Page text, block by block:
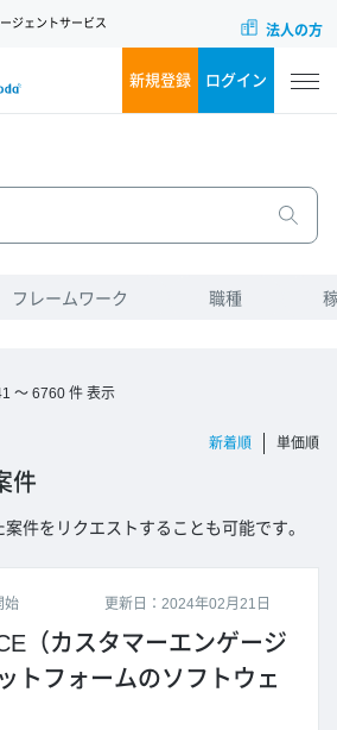
ジェントサービス 法人の方
新規登録 ログイン
フレームワーク 職種
～ 6760 件 表示
新着順 単価順
件
件をリクエストすることも可能です。
更新日：2024年02月21日
始
（カスタマーエンゲージ
トフォームのソフトウェ